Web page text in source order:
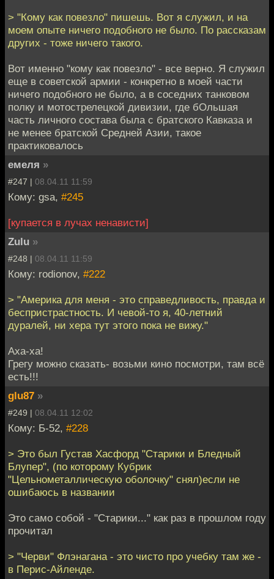
> "Кому как повезло" пишешь. Вот я служил, и на
моем опыте ничего подобного не было. По рассказам
других - тоже ничего такого.
Вот именно "кому как повезло" - все верно. Я служил
еще в советской армии - конкретно в моей части
ничего подобного не было, а в соседних танковом
полку и мотострелецкой дивизии, где бОльшая
часть личного состава была с братского Кавказа и
не менее братской Средней Азии, такое
практиковалось
емеля »
#247 | 08.04.11 11:59
Кому: gsa, #245
[купается в лучах ненависти]
Zulu »
#248 | 08.04.11 11:59
Кому: rodionov, #222
> "Америка для меня - это справедливость, правда и
беспристрастность. И чевой-то я, 40-летний
дуралей, ни хера тут этого пока не вижу."
Аха-ха!
Грегу можно сказать- возьми кино посмотри, там всё
есть!!!
glu87 »
#249 | 08.04.11 12:02
Кому: Б-52, #228
> Это был Густав Хасфорд "Старики и Бледный
Блупер", (по которому Кубрик
"Цельнометаллическую оболочку" снял)если не
ошибаюсь в названии
Это само собой - "Старики..." как раз в прошлом году
прочитал
> "Черви" Флэнагана - это чисто про учебку там же -
в Перис-Айленде.